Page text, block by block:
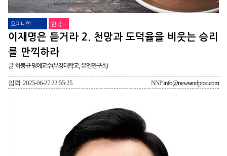
오피니언 한국
이재명은 듣거라 2. 천망과 도덕율을 비웃는 승리
를 만끽하라
글: 하봉규 명예교수(부경대학교, 유엔연구소)
입력: 2025-06-27 22:55:25 NNPinfo@newsandpost.com